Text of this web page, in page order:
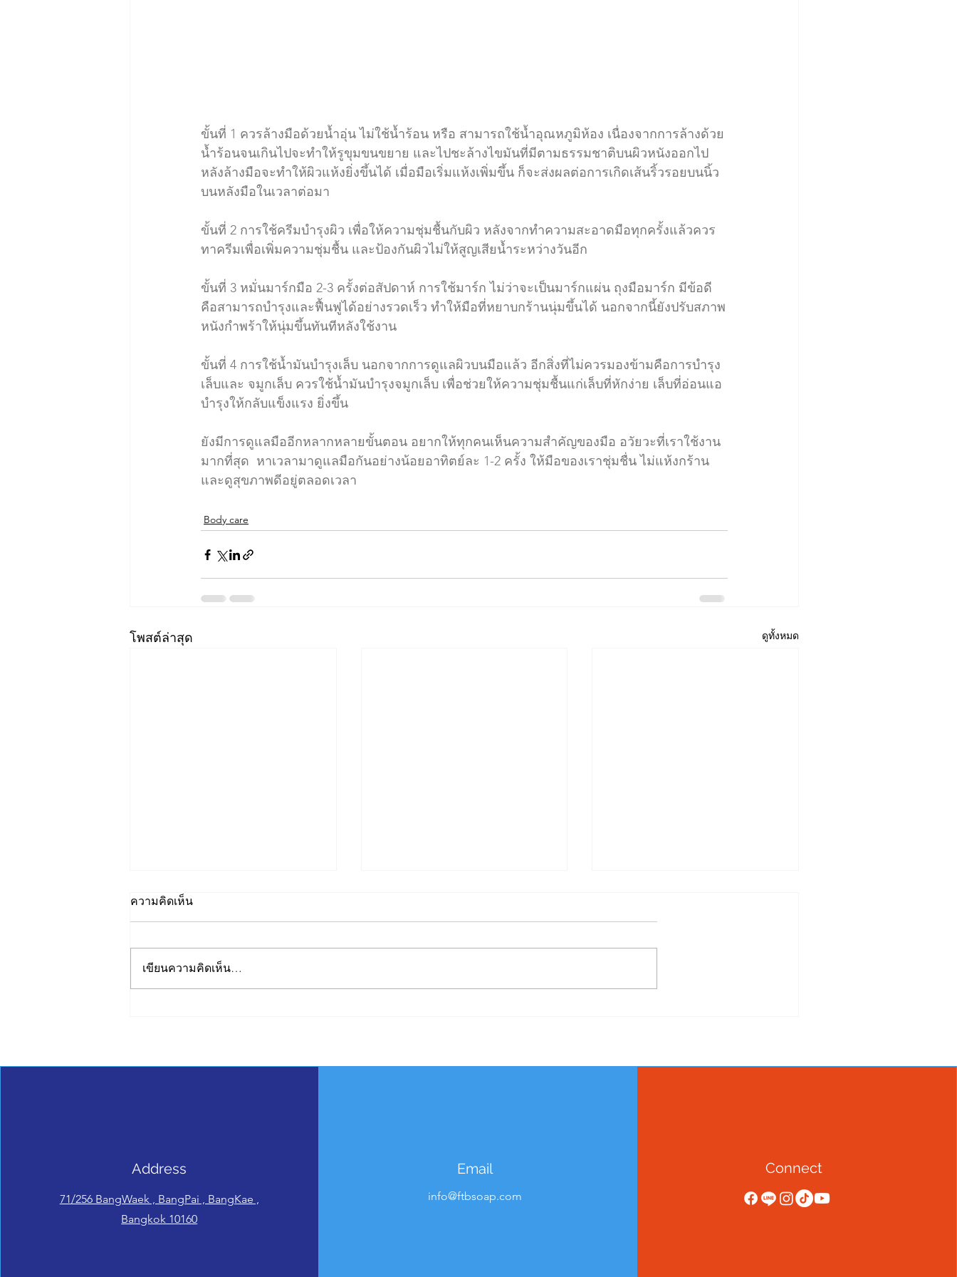
ขั้นที่ 1 ควรล้างมือด้วยน้ำอุ่น ไม่ใช้น้ำร้อน หรือ สามารถใช้น้ำอุณหภูมิห้อง เนื่องจากการล้างด้วย
น้ำร้อนจนเกินไปจะทำให้รูขุมขนขยาย และไปชะล้างไขมันที่มีตามธรรมชาติบนผิวหนังออกไป
หลังล้างมือจะทำให้ผิวแห้งยิ่งขึ้นได้ เมื่อมือเริ่มแห้งเพิ่มขึ้น ก็จะส่งผลต่อการเกิดเส้นริ้วรอยบนนิ้ว
บนหลังมือในเวลาต่อมา
ขั้นที่ 2 การใช้ครีมบำรุงผิว เพื่อให้ความชุ่มชื้นกับผิว หลังจากทำความสะอาดมือทุกครั้งแล้วควร
ทาครีมเพื่อเพิ่มความชุ่มชื้น และป้องกันผิวไม่ให้สูญเสียน้ำระหว่างวันอีก
ขั้นที่ 3 หมั่นมาร์กมือ 2-3 ครั้งต่อสัปดาห์ การใช้มาร์ก ไม่ว่าจะเป็นมาร์กแผ่น ถุงมือมาร์ก มีข้อดี
คือสามารถบำรุงและฟื้นฟูได้อย่างรวดเร็ว ทำให้มือที่หยาบกร้านนุ่มขึ้นได้ นอกจากนี้ยังปรับสภาพ
หนังกำพร้าให้นุ่มขึ้นทันทีหลังใช้งาน
ขั้นที่ 4 การใช้น้ำมันบำรุงเล็บ นอกจากการดูแลผิวบนมือแล้ว อีกสิ่งที่ไม่ควรมองข้ามคือการบำรุง
เล็บและ จมูกเล็บ ควรใช้น้ำมันบำรุงจมูกเล็บ เพื่อช่วยให้ความชุ่มชื้นแก่เล็บที่หักง่าย เล็บที่อ่อนแอ
บำรุงให้กลับแข็งแรง ยิ่งขึ้น
ยังมีการดูแลมืออีกหลากหลายขั้นตอน อยากให้ทุกคนเห็นความสำคัญของมือ อวัยวะที่เราใช้งาน
มากที่สุด  หาเวลามาดูแลมือกันอย่างน้อยอาทิตย์ละ 1-2 ครั้ง ให้มือของเราชุ่มชื่น ไม่แห้งกร้าน
และดูสุขภาพดีอยู่ตลอดเวลา
Body care
โพสต์ล่าสุด ดูทั้งหมด
ความคิดเห็น
เขียนความคิดเห็น…
Address
71/256 BangWaek , BangPai , BangKae ,
Bangkok 10160
Email
info@ftbsoap.com
Connect